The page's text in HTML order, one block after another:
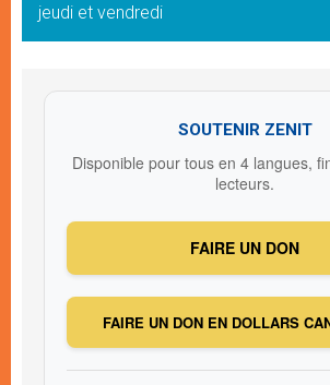
jeudi et vendredi
SOUTENIR ZENIT
Disponible pour tous en 4 langues,
lecteurs.
FAIRE UN DON
FAIRE UN DON EN DOLLARS